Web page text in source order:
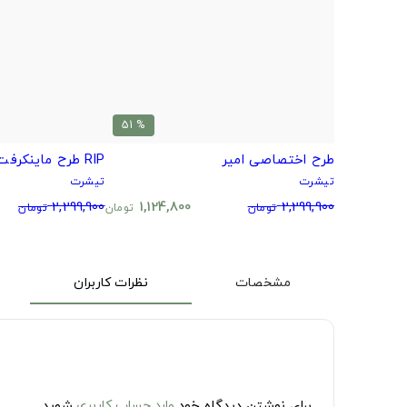
% 51
طرح اختصاصی امیر
تیشرت
2,299,900 تومان 1,124,800 تومان
RIP طرح ماینکرفت با امضای عمو امیر!!
تیشرت
2,299,900 تومان
مشخصات نظرات کاربران